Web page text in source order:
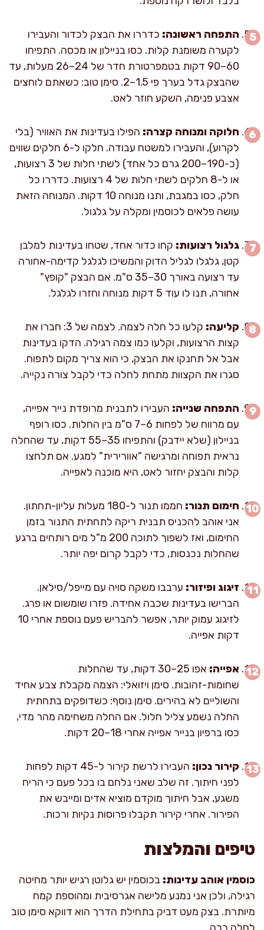
התפחה ראשונה: כדררו את הבצק לכדור והעבירו
לקערה משומנת קלות. כסו בניילון או מכסה. התפיחו
60–90 דקות בטמפרטורת חדר של 24–26 מעלות, עד
שהבצק גדל בערך פי 1.5–2. סימן טוב: כשאתם לוחצים
אצבע פנימה, השקע חוזר לאט.
חלוקה ומנוחה קצרה: הפילו בעדינות את האוויר (בלי
לקרוע), והעבירו למשטח עבודה. חלקו ל-6 חלקים שווים
(כ-190–200 גרם כל אחד) לשתי חלות של 3 רצועות,
או ל-8 חלקים לשתי חלות של 4 רצועות. כדררו כל
חלק, כסו במגבת, ותנו מנוחה 10 דקות. המנוחה הזאת
עושה פלאים לכוסמין ומקלה על גלגול.
גלגול רצועות: קחו כדור אחד, שטחו בעדינות למלבן
קטן, גלגלו לגליל הדוק והמשיכו לגלגל קדימה-אחורה
עד רצועה באורך 30–35 ס"מ. אם הבצק "קופץ"
אחורה, תנו לו עוד 5 דקות מנוחה וחזרו לגלגל.
קליעה:
קלעו כל חלה לצמה. לצמה של 3: חברו את
קצות הרצועות, וקלעו כמו צמה רגילה. הדקו בעדינות
אבל אל תחנקו את הבצק, כי הוא צריך מקום לתפוח.
סגרו את הקצוות מתחת לחלה כדי לקבל צורה נקייה.
התפחה שנייה: העבירו לתבנית מרופדת נייר אפייה,
עם מרווח של לפחות 6–7 ס"מ בין החלות. כסו רופף
בניילון (שלא יידבק) והתפיחו 35–55 דקות, עד שהחלה
נראית תפוחה ומרגישה "אוורירית" למגע. אם תלחצו
קלות והבצק יחזור לאט, היא מוכנה לאפייה.
חימום תנור:
חממו תנור ל-180 מעלות עליון-תחתון.
אני אוהב להכניס תבנית ריקה לתחתית התנור בזמן
החימום, ואז לשפוך לתוכה 200 מ"ל מים רותחים ברגע
שהחלות נכנסות, כדי לקבל קרום יפה יותר.
זיגוג ופיזור: ערבבו משקה סויה עם מייפל/סילאן.
הברישו בעדינות שכבה אחידה. פזרו שומשום או פרג.
לזיגוג עמוק יותר, אפשר להבריש פעם נוספת אחרי 10
דקות אפייה.
אפייה:
אפו 25–30 דקות, עד שהחלות
שחומות-זהובות. סימן ויזואלי: הצמה מקבלת צבע אחיד
והשוליים לא בהירים. סימן נוסף: כשדופקים בתחתית
החלה נשמע צליל חלול. אם החלה משחימה מהר מדי,
כסו ברפיון בנייר אפייה אחרי 18–20 דקות.
קירור נכון:
העבירו לרשת קירור ל-45 דקות לפחות
לפני חיתוך. זה שלב שאני נלחם בו בכל פעם כי הריח
משגע, אבל חיתוך מוקדם מוציא אדים ומייבש את
הפירור. אחרי קירור תקבלו פרוסות נקיות ורכות.
טיפים והמלצות
כוסמין אוהב עדינות: בכוסמין יש גלוטן רגיש יותר מחיטה
רגילה, ולכן אני נמנע מלישה אגרסיבית ומהוספת קמח
מיותרת. בצק מעט דביק בתחילת הדרך הוא דווקא סימן טוב